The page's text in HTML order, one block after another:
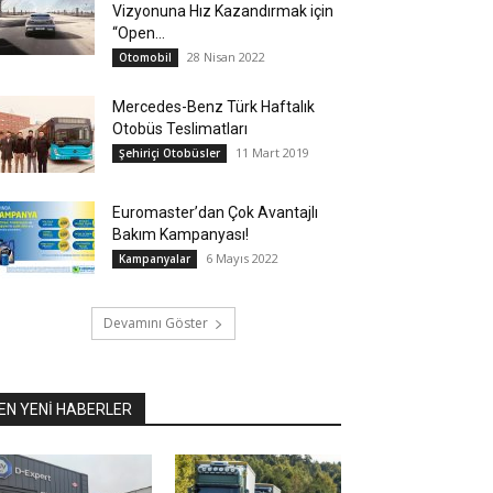
Vizyonuna Hız Kazandırmak için
“Open...
Otomobil 28 Nisan 2022
Mercedes-Benz Türk Haftalık
Otobüs Teslimatları
Şehiriçi Otobüsler 11 Mart 2019
Euromaster’dan Çok Avantajlı
Bakım Kampanyası!
Kampanyalar 6 Mayıs 2022
Devamını Göster
YENİ HABERLER